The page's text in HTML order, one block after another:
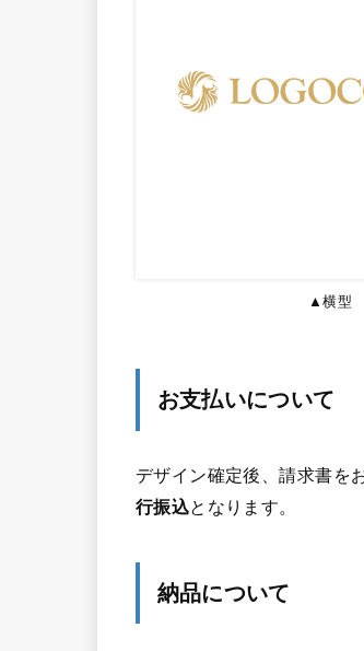
▲横型
お支払いについて
デザイン確定後、請求書を
行振込となります。
納品について